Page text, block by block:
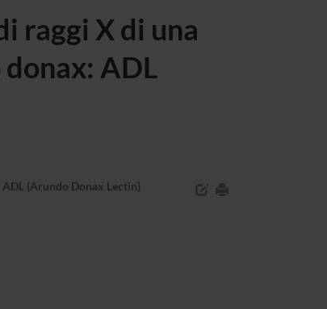
raggi X di una
ADL
(Arundo Donax Lectin)